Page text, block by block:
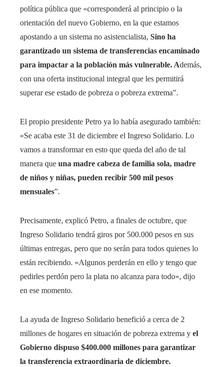
política pública que «corresponderá al principio o la
orientación del nuevo Gobierno, en la que estamos
apostando a un sistema no asistencialista, Sino ha
garantizado un sistema de transferencias encaminado
para impactar a la población más vulnerable. Además,
con una oferta institucional integral que les permitirá
superar ese estado de pobreza o pobreza extrema”.
El propio presidente Petro ya lo había asegurado también:
«Se acaba este 31 de diciembre el Ingreso Solidario. Lo
vamos a transformar en esto que queda del año de tal
manera que una madre cabeza de familia sola, madre
de niños y niñas, pueden recibir 500 mil pesos
mensuales”.
Precisamente, explicó Petro, a finales de octubre, que
Ingreso Solidario tendrá giros por 500.000 pesos en sus
últimas entregas, pero que no serán para todos quienes lo
están recibiendo. «Algunos perderán en ello y tengo que
pedirles perdón pero la plata no alcanza para todo», dijo
en ese momento.
La ayuda de Ingreso Solidario benefició a cerca de 2
millones de hogares en situación de pobreza extrema y el
Gobierno dispuso $400.000 millones para garantizar
la transferencia extraordinaria de diciembre.